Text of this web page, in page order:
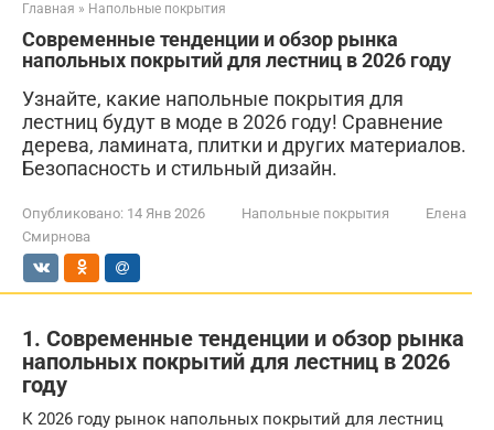
Главная » Напольные покрытия
Современные тенденции и обзор рынка
напольных покрытий для лестниц в 2026 году
Узнайте, какие напольные покрытия для
лестниц будут в моде в 2026 году! Сравнение
дерева, ламината, плитки и других материалов.
Безопасность и стильный дизайн.
Опубликовано: 14 Янв 2026 Напольные покрытия
Елена
Смирнова
1. Современные тенденции и обзор рынка
напольных покрытий для лестниц в 2026
году
К 2026 году рынок напольных покрытий для лестниц